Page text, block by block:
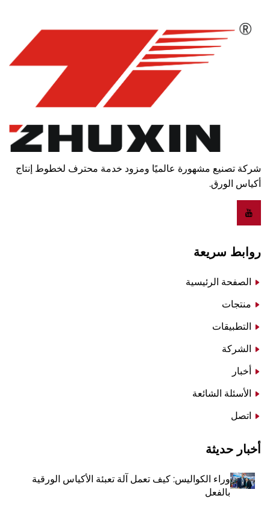
شركة تصنيع مشهورة عالميًا ومزود خدمة محترف لخطوط إنتاج
أكياس الورق.
روابط سريعة
الصفحة الرئيسية
منتجات
التطبيقات
الشركة
أخبار
الأسئلة الشائعة
اتصل
أخبار حديثة
وراء الكواليس: كيف تعمل آلة تعبئة الأكياس الورقية
بالفعل